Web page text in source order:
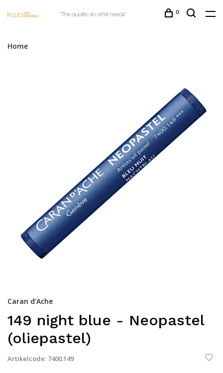
0
Home
Caran d'Ache
149 night blue - Neopastel
(oliepastel)
Artikelcode: 7400.149